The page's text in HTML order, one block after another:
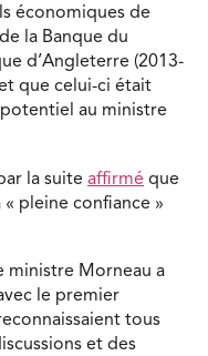
économiques de
la Banque du
d’Angleterre (2013-
que celui-ci était
au ministre
la suite affirmé que
pleine confiance »
ministre Morneau a
le premier
tous
et des